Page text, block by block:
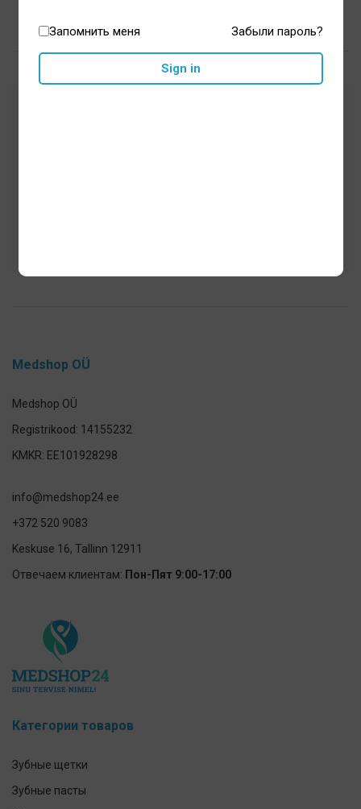
Medshop OÜ
Medshop OÜ
Registrikood: 14155232
KMKR: EE101928298
info@medshop24.ee
+372 520 9083
Keskuse 16, Tallinn 12911
Отвечаем клиентам: Пон-Пят 9:00-17:00
Категории товаров
Зубные щетки
Зубные пасты
Запомнить меня Забыли пароль?
Sign in